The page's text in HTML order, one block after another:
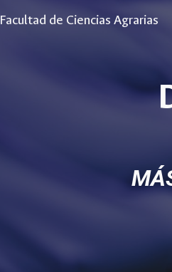
Facultad de Ciencias Agrarias